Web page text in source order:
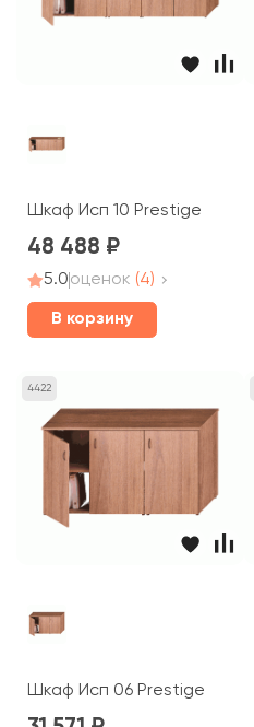
Шкаф Исп 10 Prestige
48 488
5.0оценок (4)
В корзину
4422
Шкаф Исп 06 Prestige